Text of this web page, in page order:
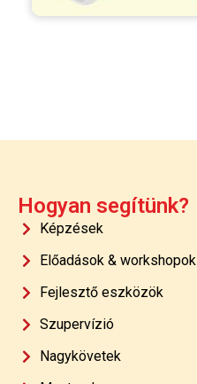
Hogyan segítünk?
Képzések
Előadások & workshopok
Fejlesztő eszközök
Szupervízió
Nagykövetek